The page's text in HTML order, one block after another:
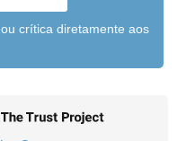
crítica diretamente aos